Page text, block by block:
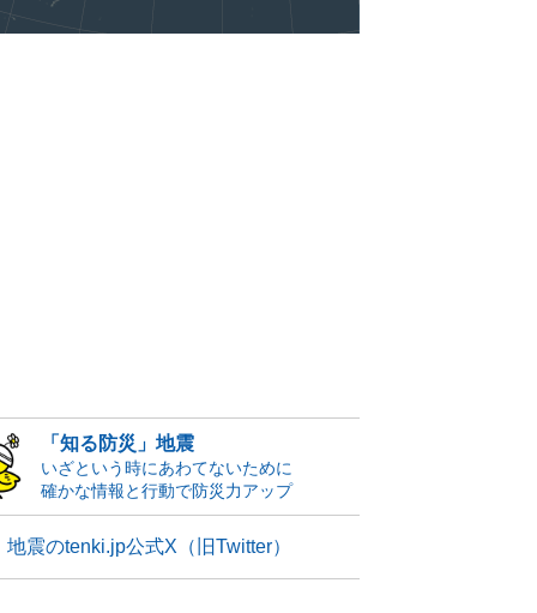
「知る防災」地震
いざという時にあわてないために
確かな情報と行動で防災力アップ
地震のtenki.jp公式X（旧Twitter）